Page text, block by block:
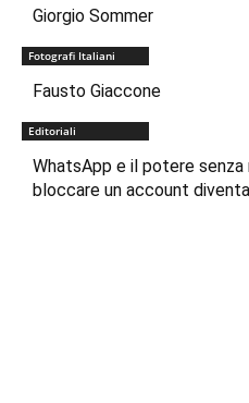
Giorgio Sommer
Fotografi Italiani
Fausto Giaccone
Editoriali
WhatsApp e il potere senza
bloccare un account